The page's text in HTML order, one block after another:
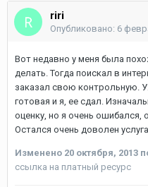
riri
Опубликовано: 6
Вот недавно у меня была
делать. Тогда поискал в
заказал свою контрольную.
готовая и я, ее сдал.
оценку, но я очень ошибался,
Остался очень доволен
Изменено 20 октября, 2013
ссылка на платный ресурс